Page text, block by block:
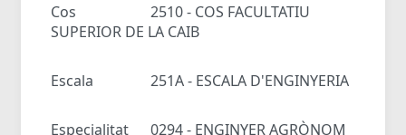
Cos
2510 - COS FACULTATIU
SUPERIOR DE LA CAIB
Escala 251A - ESCALA D'ENGINYERIA
Especialitat 0294 - ENGINYER AGRÒNOM